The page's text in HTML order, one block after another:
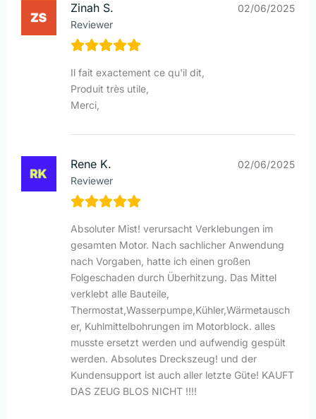
Zinah S.
Reviewer
02/06/2025
Il fait exactement ce qu'il dit,
Produit très utile,
Merci,
Rene K.
Reviewer
02/06/2025
Absoluter Mist! verursacht Verklebungen im
gesamten Motor. Nach sachlicher Anwendung
nach Vorgaben, hatte ich einen großen
Folgeschaden durch Überhitzung. Das Mittel
verklebt alle Bauteile,
Thermostat,Wasserpumpe,Kühler,Wärmetausch
er, Kuhlmittelbohrungen im Motorblock. alles
musste ersetzt werden und aufwendig gespült
werden. Absolutes Dreckszeug! und der
Kundensupport ist auch aller letzte Güte! KAUFT
DAS ZEUG BLOS NICHT !!!!